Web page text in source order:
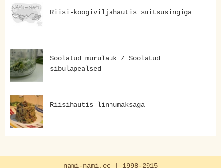
Riisi-köögiviljahautis suitsusingiga
Soolatud murulauk / Soolatud
sibulapealsed
Riisihautis linnumaksaga
nami-nami.ee | 1998-2015